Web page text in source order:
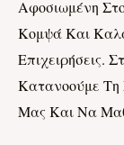
Αφοσιωμένη
Κομψά Και
Κατανοούμε Τη
Μας Και Να